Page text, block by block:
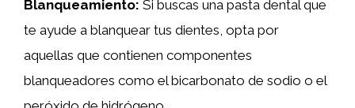
Blanqueamiento: Si buscas una pasta dental que
te ayude a blanquear tus dientes, opta por
aquellas que contienen componentes
blanqueadores como el bicarbonato de sodio o el